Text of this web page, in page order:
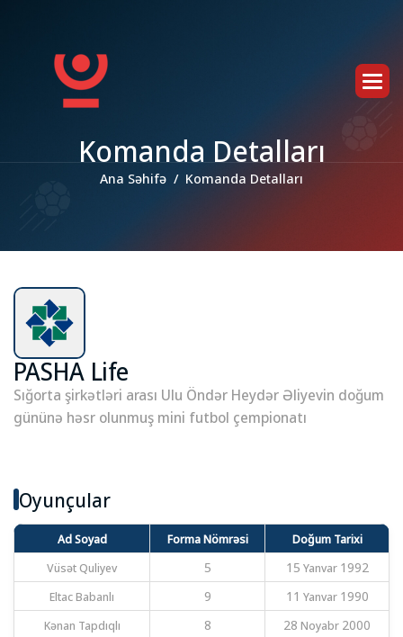
Komanda Detalları
Ana Səhifə Komanda Detalları
PASHA Life
Sığorta şirkətləri arası Ulu Öndər Heydər Əliyevin doğum
gününə həsr olunmuş mini futbol çempionatı
Oyunçular
Ad Soyad Forma Nömrəsi
Doğum Tarixi
Vüsət Quliyev
5
15 Yanvar 1992
Eltac Babanlı
9
11 Yanvar 1990
Kənan Tapdıqlı
8
28 Noyabr 2000